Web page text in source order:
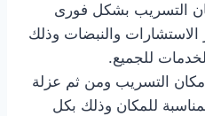
التسريب بشكل فورى
والنبضات وذلك
للجميع.
التسريب ومن ثم عزلة
للمكان وذلك بكل